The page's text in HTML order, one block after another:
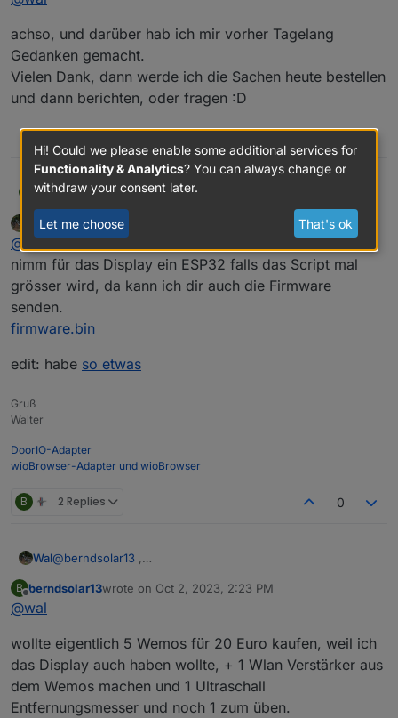
achso, und darüber hab ich mir vorher Tagelang
Gedanken gemacht.
Vielen Dank, dann werde ich die Sachen heute bestellen
und dann berichten, oder fragen :D
berndsolar13@ wal
supi :)
Die 2 Scripte oben gebe ich unter Konsole >
Scripte ein.
Einmal in der Steckdose 1x im Wemos wo das
Wo genau hast du nun die IP des Wemos
Offline
Wal DEVELOPER wrote on
last edited by Wal Oct 2, 2023, 4:15 PM
@ berndsolar13,
nimm für das Display ein ESP32 falls das Script mal
grösser wird, da kann ich dir auch die Firmware
senden.
firmware.bin
edit: habe so etwas
Gruß
Walter
DoorIO-Adapter
wioBrowser-Adapter und wioBrowser
B 2 Replies 0
Wal@berndsolar13
wird, da kann ich dir auch die Firmware senden.
edit: habeso etwas
B
Offline
berndsolar13wrote on Oct 2, 2023, 2:23 PM
last edited by
@wal
wollte eigentlich 5 Wemos für 20 Euro kaufen, weil ich
das Display auch haben wollte, + 1 Wlan Verstärker aus
dem Wemos machen und 1 Ultraschall
Entfernungsmesser und noch 1 zum üben.
Hi! Could we please enable some additional services for
Functionality & Analytics? You can always change or
withdraw your consent later.
Let me choose That's ok